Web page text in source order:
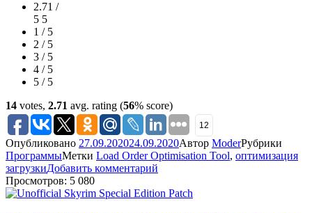
2.71 /
5 5
1 / 5
2 / 5
3 / 5
4 / 5
5 / 5
14 votes, 2.71 avg. rating (56% score)
12
Опубликовано 27.09.202024.09.2020Автор ModerРубрики
ПрограммыМетки Load Order Optimisation Tool, оптимизация
загрузкиДобавить комментарий
Просмотров: 5 080